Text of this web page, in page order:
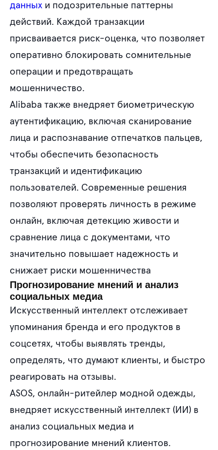
данных и подозрительные паттерны
действий. Каждой транзакции
присваивается риск-оценка, что позволяет
оперативно блокировать сомнительные
операции и предотвращать
мошенничество.
Alibaba также внедряет биометрическую
аутентификацию, включая сканирование
лица и распознавание отпечатков пальцев,
чтобы обеспечить безопасность
транзакций и идентификацию
пользователей. Современные решения
позволяют проверять личность в режиме
онлайн, включая детекцию живости и
сравнение лица с документами, что
значительно повышает надежность и
снижает риски мошенничества
Прогнозирование мнений и анализ
социальных медиа
Искусственный интеллект отслеживает
упоминания бренда и его продуктов в
соцсетях, чтобы выявлять тренды,
определять, что думают клиенты, и быстро
реагировать на отзывы.
ASOS, онлайн-ритейлер модной одежды,
внедряет искусственный интеллект (ИИ) в
анализ социальных медиа и
прогнозирование мнений клиентов.